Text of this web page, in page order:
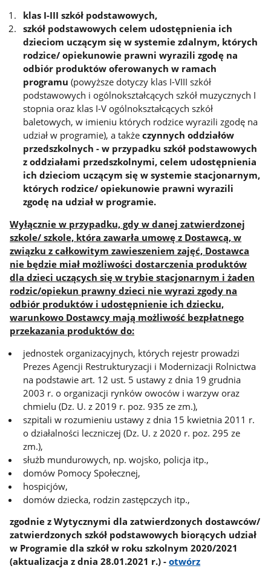
klas I-III szkół podstawowych,
szkół podstawowych celem udostępnienia ich
dzieciom uczącym się w systemie zdalnym, których
rodzice/ opiekunowie prawni wyrazili zgodę na
odbiór produktów oferowanych w ramach
programu (powyższe dotyczy klas I-VIII szkół
podstawowych i ogólnokształcących szkół muzycznych I
stopnia oraz klas I-V ogólnokształcących szkół
baletowych, w imieniu których rodzice wyrazili zgodę na
udział w programie), a także czynnych oddziałów
przedszkolnych - w przypadku szkół podstawowych
z oddziałami przedszkolnymi, celem udostępnienia
ich dzieciom uczącym się w systemie stacjonarnym,
których rodzice/ opiekunowie prawni wyrazili
zgodę na udział w programie.
Wyłącznie w przypadku, gdy w danej zatwierdzonej
szkole/ szkole, która zawarła umowę z Dostawcą, w
związku z całkowitym zawieszeniem zajęć, Dostawca
nie będzie miał możliwości dostarczenia produktów
dla dzieci uczących się w trybie stacjonarnym i żaden
rodzic/opiekun prawny dzieci nie wyrazi zgody na
odbiór produktów i udostępnienie ich dziecku,
warunkowo Dostawcy mają możliwość bezpłatnego
przekazania produktów do:
jednostek organizacyjnych, których rejestr prowadzi
Prezes Agencji Restrukturyzacji i Modernizacji Rolnictwa
na podstawie art. 12 ust. 5 ustawy z dnia 19 grudnia
2003 r. o organizacji rynków owoców i warzyw oraz
chmielu (Dz. U. z 2019 r. poz. 935 ze zm.),
szpitali w rozumieniu ustawy z dnia 15 kwietnia 2011 r.
o działalności leczniczej (Dz. U. z 2020 r. poz. 295 ze
zm.),
służb mundurowych, np. wojsko, policja itp.,
domów Pomocy Społecznej,
hospicjów,
domów dziecka, rodzin zastępczych itp.,
zgodnie z Wytycznymi dla zatwierdzonych dostawców/
zatwierdzonych szkół podstawowych biorących udział
w Programie dla szkół w roku szkolnym 2020/2021
(aktualizacja z dnia 28.01.2021 r.) -otwórz